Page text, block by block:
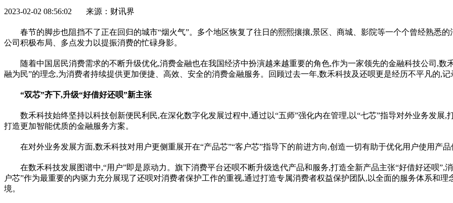
2023-02-02 08:56:02 来源：财讯界
春节的脚步也阻挡不了正在回归的城市“烟火气”。多个地区恢复了往日的熙熙攘攘,景区、商城、影院等一个个曾经熟悉
公司积极布局、多点发力以提振消费的忙碌身影。
随着中国居民消费需求的不断升级优化,消费金融也在我国经济中扮演越来越重要的角色,作为一家领先的金融科技公司,数
融为民”的理念,为消费者持续提供更加便捷、高效、安全的消费金融服务。回顾过去一年,数禾科技及还呗更是经历不平凡的,
“双芯”齐下,升级“好借好还呗”新主张
数禾科技始终坚持以科技创新便民利民,在深化数字化发展过程中,通过以“五师”强化内在管理,以“七芯”指导对外业务发展
打造更加智能优质的金融服务方案。
在对外业务发展方面,数禾科技对用户更侧重展开在“产品芯”“客户芯”指导下的前进方向,创造一切有助于优化用户使用产
在数禾科技发展图谱中,“用户”即是原动力。旗下消费平台还呗不断升级迭代产品和服务,打造全新产品主张“好借好还呗”,
户芯”作为最重要的内驱力充分展现了还呗对消费者保护工作的重视,通过打造专属消费者权益保护团队,以全面的服务体系和
境。